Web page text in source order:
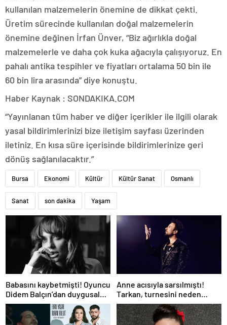
kullanılan malzemelerin önemine de dikkat çekti.
Üretim sürecinde kullanılan doğal malzemelerin
önemine değinen İrfan Ünver, “Biz ağırlıkla doğal
malzemelerle ve daha çok kuka ağacıyla çalışıyoruz. En
pahalı antika tespihler ve fiyatları ortalama 50 bin ile
60 bin lira arasında” diye konuştu.
Haber Kaynak : SONDAKIKA.COM
“Yayınlanan tüm haber ve diğer içerikler ile ilgili olarak
yasal bildirimlerinizi bize iletişim sayfası üzerinden
iletiniz. En kısa süre içerisinde bildirimlerinize geri
dönüş sağlanılacaktır.”
Bursa Ekonomi Kültür Kültür Sanat Osmanlı
Sanat son dakika Yaşam
Babasını kaybetmişti! Oyuncu
Didem Balçın’dan duygusal
paylaşım
Anne acısıyla sarsılmıştı!
Tarkan, turnesini neden
bırakmak istemediğini
açıkladı